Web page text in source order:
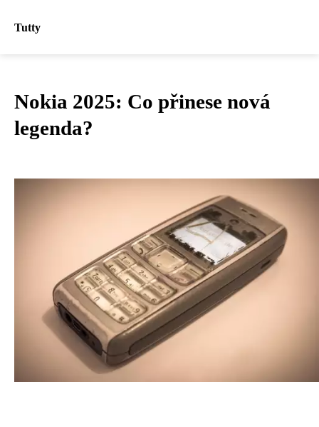
Tutty
Nokia 2025: Co přinese nová
legenda?